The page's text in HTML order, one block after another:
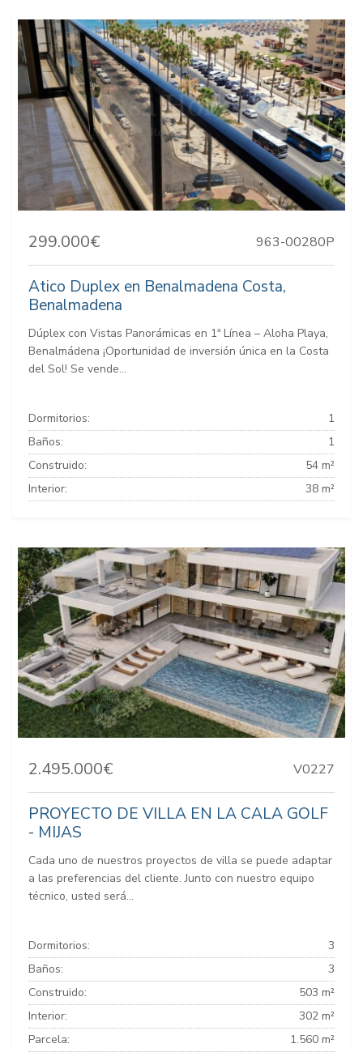
299.000€ 963-00280P
Atico Duplex en Benalmadena Costa,
Benalmadena
Dúplex con Vistas Panorámicas en 1ª Línea – Aloha Playa,
Benalmádena ¡Oportunidad de inversión única en la Costa
del Sol! Se vende...
Dormitorios:
1
Baños:
1
Construido:
54 m²
Interior:
38 m²
2.495.000€ V0227
PROYECTO DE VILLA EN LA CALA GOLF
- MIJAS
Cada uno de nuestros proyectos de villa se puede adaptar
a las preferencias del cliente. Junto con nuestro equipo
técnico, usted será...
Dormitorios:
3
Baños:
3
Construido:
503 m²
Interior:
302 m²
Parcela:
1.560 m²